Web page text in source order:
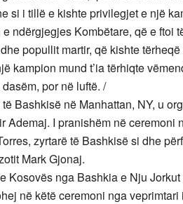
si i tillë e kishte privilegjet e një
ndërgjegjes Kombëtare, që e ftoi
popullit martir, që kishte
kampion mund t’ia tërhiqte
por në luftë. /
Bashkisë në Manhattan, NY, u
Ademaj. I pranishëm në ceremoni
zyrtarë të Bashkisë si dhe
Mark Gjonaj.
Kosovës nga Bashkia e Nju
në këtë ceremoni nga veprimtari